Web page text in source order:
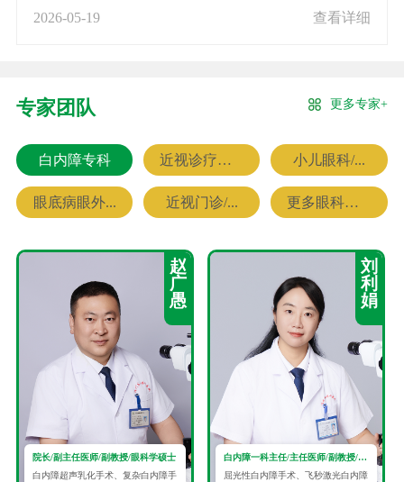
2026-05-19 查看详细
专家团队 更多专家+
白内障专科 近视诊疗专科 小儿眼科/...
眼底病眼外... 近视门诊/... 更多眼科专家
赵
广
愚
院长/副主任医师/副教授/眼科学硕士
白内障超声乳化手术、复杂白内障手
刘
利
娟
白内障一科主任/主任医师/副教授/眼科学硕士
屈光性白内障手术、飞秒激光白内障